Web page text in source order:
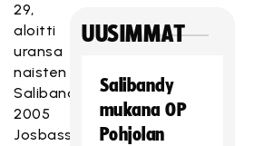
29,
aloitti
uransa
naisten
Salibandyliigassa
2005
Josbassa
UUSIMMAT
Salibandy
mukana OP
Pohjolan